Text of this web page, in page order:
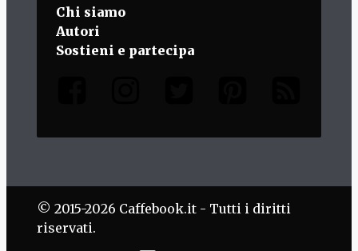
Chi siamo
Autori
Sostieni e partecipa
© 2015-2026 Caffebook.it - Tutti i diritti
riservati.